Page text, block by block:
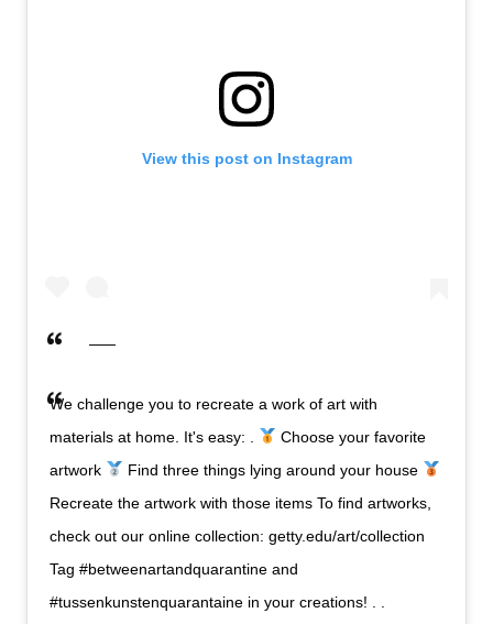
View this post on Instagram
We challenge you to recreate a work of art with
materials at home. It's easy: .
Choose your favorite
artwork
Find three things lying around your house
Recreate the artwork with those items To find artworks,
check out our online collection: getty.edu/art/collection
Tag #betweenartandquarantine and
#tussenkunstenquarantaine in your creations! . .